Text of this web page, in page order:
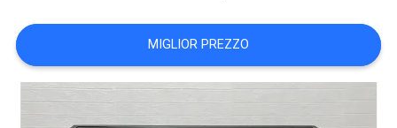
MAPPA
DEL
MIGLIOR PREZZO